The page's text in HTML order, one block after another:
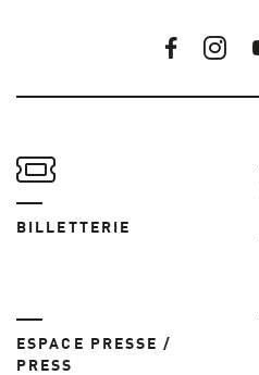
BILLETTERIE
ESPACE PRESSE /
PRESS